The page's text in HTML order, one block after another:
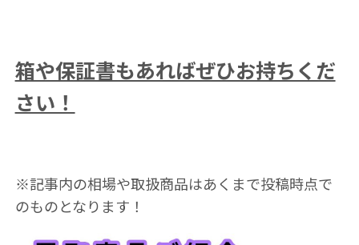
箱や保証書もあればぜひお持ちくだ
さい！
※記事内の相場や取扱商品はあくまで投稿時点で
のものとなります！